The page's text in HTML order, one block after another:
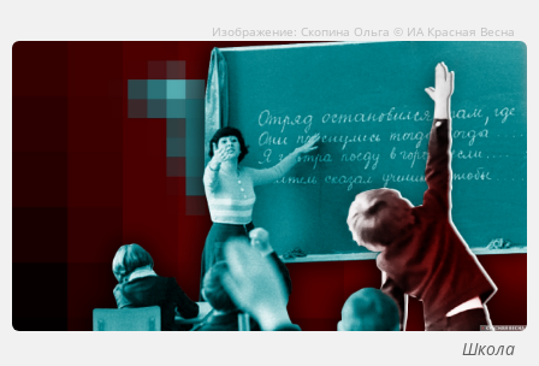
Изображение: Скопина Ольга © ИА Красная Весна
Школа